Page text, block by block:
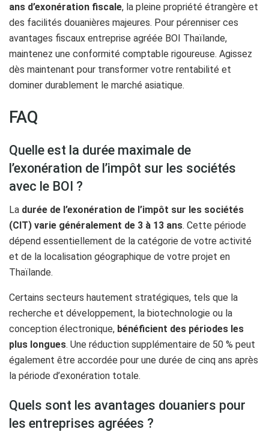
ans d’exonération fiscale, la pleine propriété étrangère et
des facilités douanières majeures. Pour pérenniser ces
avantages fiscaux entreprise agréée BOI Thaïlande,
maintenez une conformité comptable rigoureuse. Agissez
dès maintenant pour transformer votre rentabilité et
dominer durablement le marché asiatique.
FAQ
Quelle est la durée maximale de
l’exonération de l’impôt sur les sociétés
avec le BOI ?
La durée de l’exonération de l’impôt sur les sociétés
(CIT) varie généralement de 3 à 13 ans. Cette période
dépend essentiellement de la catégorie de votre activité
et de la localisation géographique de votre projet en
Thaïlande.
Certains secteurs hautement stratégiques, tels que la
recherche et développement, la biotechnologie ou la
conception électronique, bénéficient des périodes les
plus longues. Une réduction supplémentaire de 50 % peut
également être accordée pour une durée de cinq ans après
la période d’exonération totale.
Quels sont les avantages douaniers pour
les entreprises agréées ?